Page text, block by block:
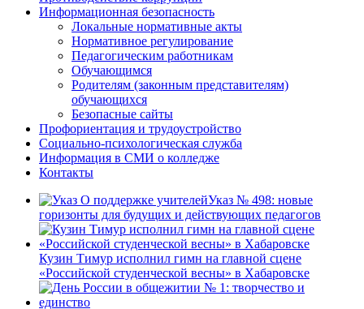
Информационная безопасность
Локальные нормативные акты
Нормативное регулирование
Педагогическим работникам
Обучающимся
Родителям (законным представителям)
обучающихся
Безопасные сайты
Профориентация и трудоустройство
Социально-психологическая служба
Информация в СМИ о колледже
Контакты
Указ № 498: новые
горизонты для будущих и действующих педагогов
Кузин Тимур исполнил гимн на главной сцене
«Российской студенческой весны» в Хабаровске